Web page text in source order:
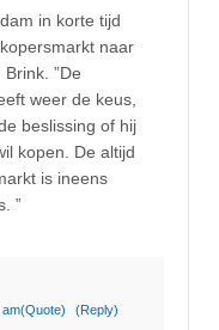
in korte tijd
naar
”De
weer de keus,
beslissing of hij
kopen. De altijd
is ineens
”
am(Quote) (Reply)